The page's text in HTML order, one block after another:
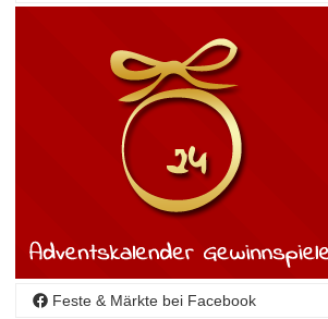
Feste & Märkte bei Facebook